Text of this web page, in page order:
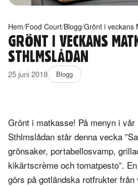
Hem/Food Court/Blogg/Grönt i veckans
GRÖNT I VECKANS
STHLMSLÅDAN
25 juni 2018 Blogg
Grönt i matkasse! På menyn i
Sthlmslådan står denna vecka
grönsaker, portabellosvamp,
kikärtscrème och tomatpesto”.
görs på gotländska rotfrukter från